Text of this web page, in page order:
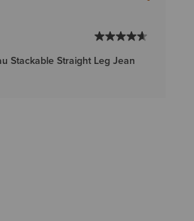
Stackable Straight Leg Jean